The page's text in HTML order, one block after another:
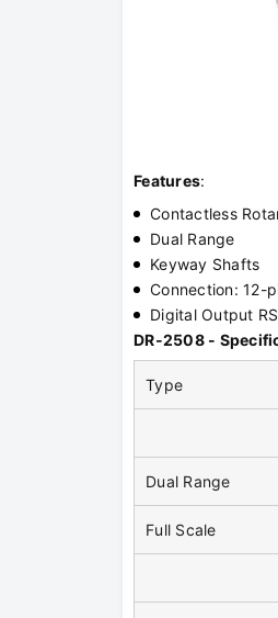
Features:
Contactless
Dual Range
Keyway Shafts
Connection: 12-
Digital Output
DR-2508 -
Type
Dual Range
Full Scale